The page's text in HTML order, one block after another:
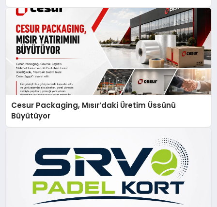
Cesur Packaging, Mısır’daki Üretim Üssünü
Büyütüyor